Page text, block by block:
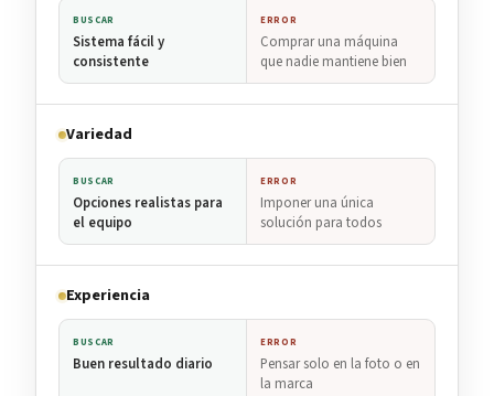
BUSCAR
Sistema fácil y
consistente
ERROR
Comprar una máquina
que nadie mantiene bien
Variedad
BUSCAR
Opciones realistas para
el equipo
ERROR
Imponer una única
solución para todos
Experiencia
BUSCAR
Buen resultado diario
ERROR
Pensar solo en la foto o en
la marca